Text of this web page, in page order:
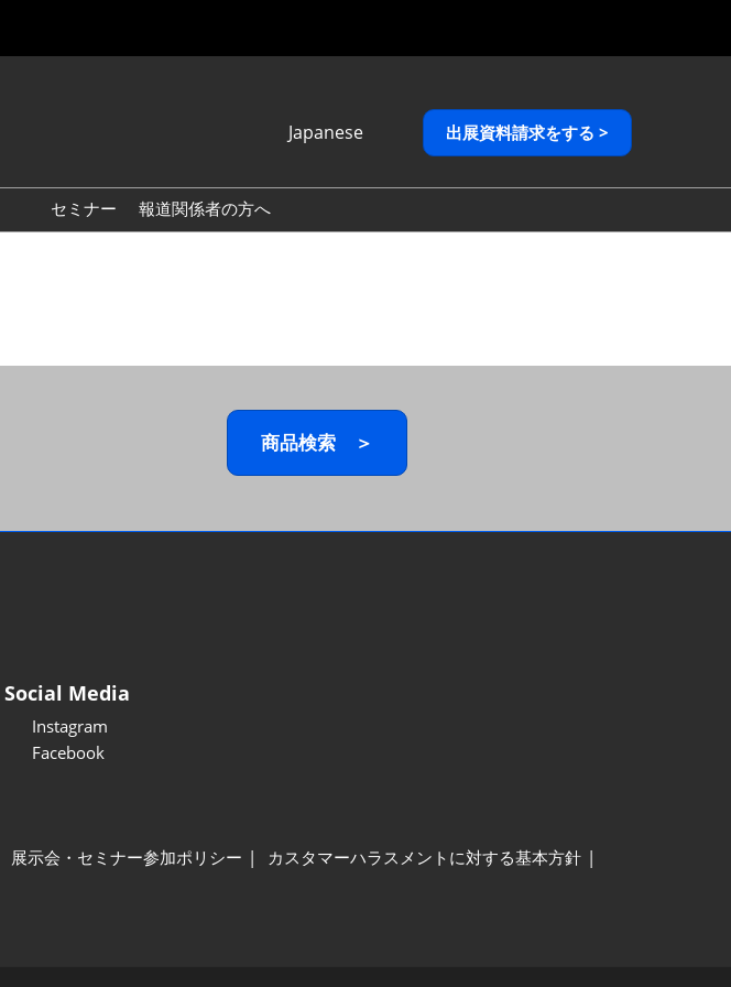
Japanese
English
繁體中文
出展資料請求をする >
セミナー 報道関係者の方へ
商品検索 ＞
Social Media
Instagram
Facebook
展示会・セミナー参加ポリシー
カスタマーハラスメントに対する基本方針